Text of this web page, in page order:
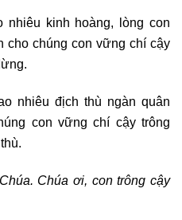
nhiêu kinh hoàng, lòng con
cho chúng con vững chí cậy
nhiêu địch thù ngàn quân
con vững chí cậy trông
Chúa ơi, con trông cậy